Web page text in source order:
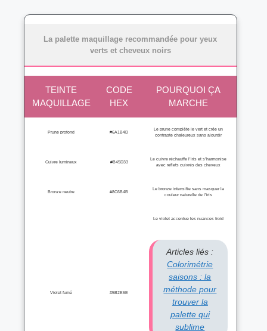
La palette maquillage recommandée pour yeux
verts et cheveux noirs
TEINTE
MAQUILLAGE
CODE
HEX
POURQUOI ÇA
MARCHE
Prune profond #6A1B4D
Le prune complète le vert et crée un
contraste chaleureux sans alourdir
Cuivre lumineux #B45D33
Le cuivre réchauffe l’iris et s’harmonise
avec reflets cuivrés des cheveux
Bronze neutre #8C6B4B
Le bronze intensifie sans masquer la
couleur naturelle de l’iris
Violet fumé #5B2E6E
Le violet accentue les nuances froid
Articles liés :
Colorimétrie
saisons : la
méthode pour
trouver la
palette qui
sublime